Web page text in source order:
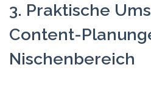
3. Praktische
Content-
Nischenbereich